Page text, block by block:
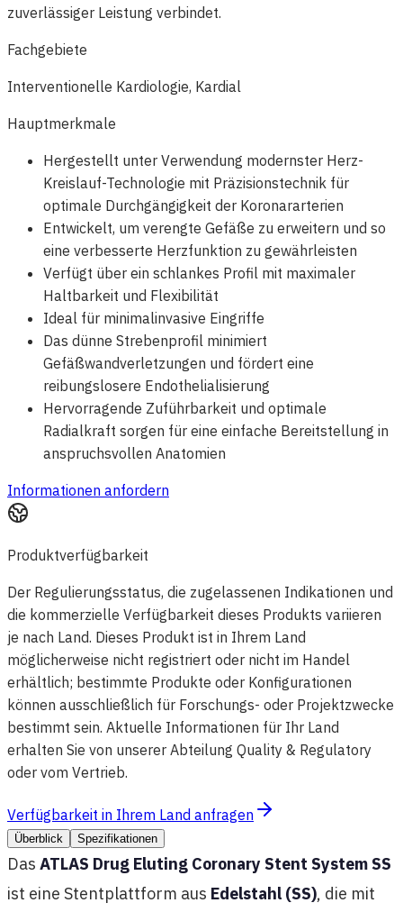
zuverlässiger Leistung verbindet.
Fachgebiete
Interventionelle Kardiologie, Kardial
Hauptmerkmale
Hergestellt unter Verwendung modernster Herz-
Kreislauf-Technologie mit Präzisionstechnik für
optimale Durchgängigkeit der Koronararterien
Entwickelt, um verengte Gefäße zu erweitern und so
eine verbesserte Herzfunktion zu gewährleisten
Verfügt über ein schlankes Profil mit maximaler
Haltbarkeit und Flexibilität
Ideal für minimalinvasive Eingriffe
Das dünne Strebenprofil minimiert
Gefäßwandverletzungen und fördert eine
reibungslosere Endothelialisierung
Hervorragende Zuführbarkeit und optimale
Radialkraft sorgen für eine einfache Bereitstellung in
anspruchsvollen Anatomien
Informationen anfordern
Produktverfügbarkeit
Der Regulierungsstatus, die zugelassenen Indikationen und
die kommerzielle Verfügbarkeit dieses Produkts variieren
je nach Land. Dieses Produkt ist in Ihrem Land
möglicherweise nicht registriert oder nicht im Handel
erhältlich; bestimmte Produkte oder Konfigurationen
können ausschließlich für Forschungs- oder Projektzwecke
bestimmt sein. Aktuelle Informationen für Ihr Land
erhalten Sie von unserer Abteilung Quality & Regulatory
oder vom Vertrieb.
Verfügbarkeit in Ihrem Land anfragen
Überblick Spezifikationen
Das ATLAS Drug Eluting Coronary Stent System SS
ist eine Stentplattform aus Edelstahl (SS), die mit